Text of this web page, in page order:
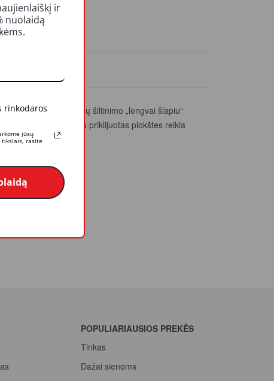
išorinių pastatų sienų šiltinimo „lengvai šlapiu“
atlikti. Šiuo mišiniu priklijuotas plokštes reikia
POPULIARIAUSIOS PREKĖS
Tinkas
Dažai sienoms
ir
nuolaidą
rinkodaros
jūsų
tikslais, rasite